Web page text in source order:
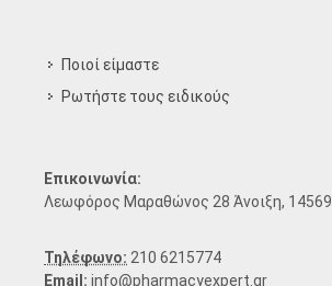
Ποιοί είμαστε
Ρωτήστε τους ειδικούς
Επικοινωνία:
Λεωφόρος Μαραθώνος 28 Άνοιξη, 14569
Τηλέφωνο: 210 6215774
Email: info@pharmacyexpert.gr